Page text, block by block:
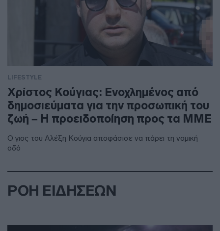
LIFESTYLE
Χρίστος Κούγιας: Ενοχλημένος από
δημοσιεύματα για την προσωπική του
ζωή – Η προειδοποίηση προς τα ΜΜΕ
Ο γιος του Αλέξη Κούγια αποφάσισε να πάρει τη νομική
οδό
ΡΟΗ ΕΙΔΗΣΕΩΝ